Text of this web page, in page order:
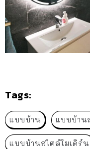
Tags:
แบบบ้าน แบบบ้าน
แบบบ้านสไตล์โมเดิร์น